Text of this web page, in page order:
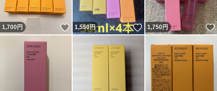
1,700円 いいね！
1,550円 いいね！
1,750円